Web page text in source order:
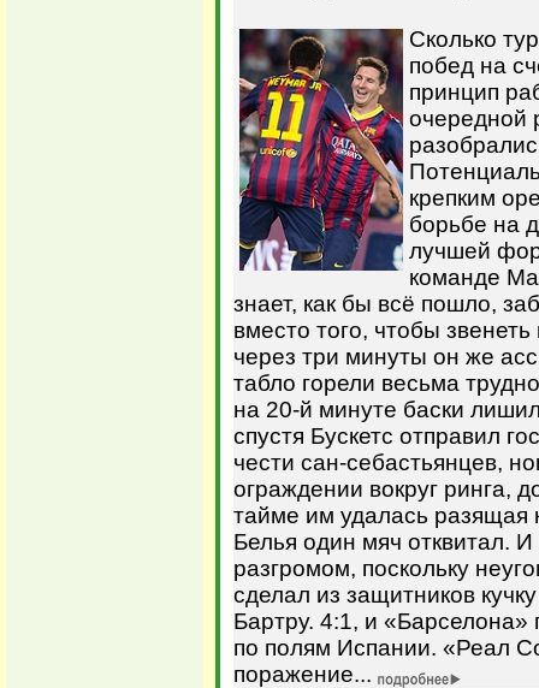
Сколько
побед на
принцип
очередной
крепким
борьбе на
лучшей
команде
знает, как бы всё пошло,
вместо того, чтобы
через три минуты он же
табло горели весьма
на 20-й минуте баски
спустя Бускетс отправил
чести сан-себастьянцев,
ограждении вокруг ринга,
тайме им удалась разящая
Белья один мяч отквитал.
разгромом, поскольку
сделал из защитников
Бартру. 4:1, и
по полям Испании. «Реал
поражение...